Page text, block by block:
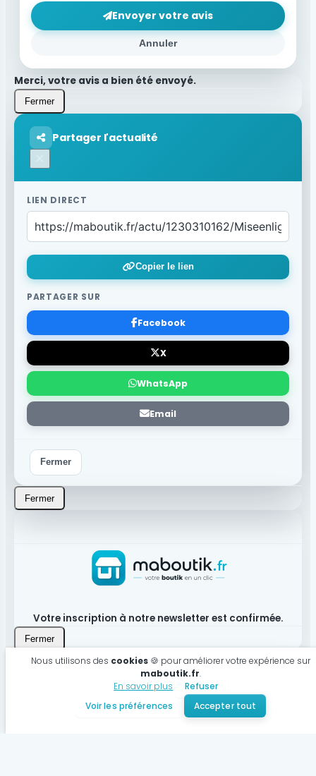
Annuler
Envoyer votre avis
Merci, votre avis a bien été envoyé.
Fermer
Partager l'actualité
LIEN DIRECT
Copier le lien
PARTAGER SUR
Facebook
X
WhatsApp
Email
Fermer
Fermer
Votre inscription à notre newsletter est confirmée.
Fermer
Produit bien ajouté à votre panier
Continuer mes achats
Nous utilisons des cookies 🍪 pour améliorer votre expérience sur
maboutik.fr.
En savoir plus
Refuser
Voir les préférences
Accepter tout